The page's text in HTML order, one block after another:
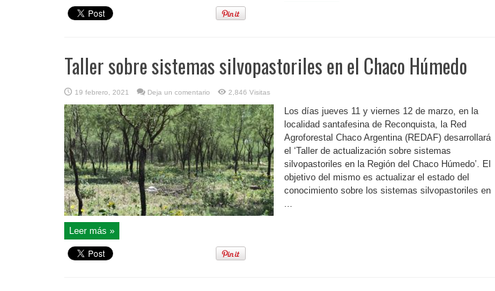
Taller sobre sistemas silvopastoriles en el Chaco Húmedo
19 febrero, 2021 Deja un comentario 2,846 Visitas
Los días jueves 11 y viernes 12 de marzo, en la
localidad santafesina de Reconquista, la Red
Agroforestal Chaco Argentina (REDAF) desarrollará
el ‘Taller de actualización sobre sistemas
silvopastoriles en la Región del Chaco Húmedo’. El
objetivo del mismo es actualizar el estado del
conocimiento sobre los sistemas silvopastoriles en
...
Leer más »